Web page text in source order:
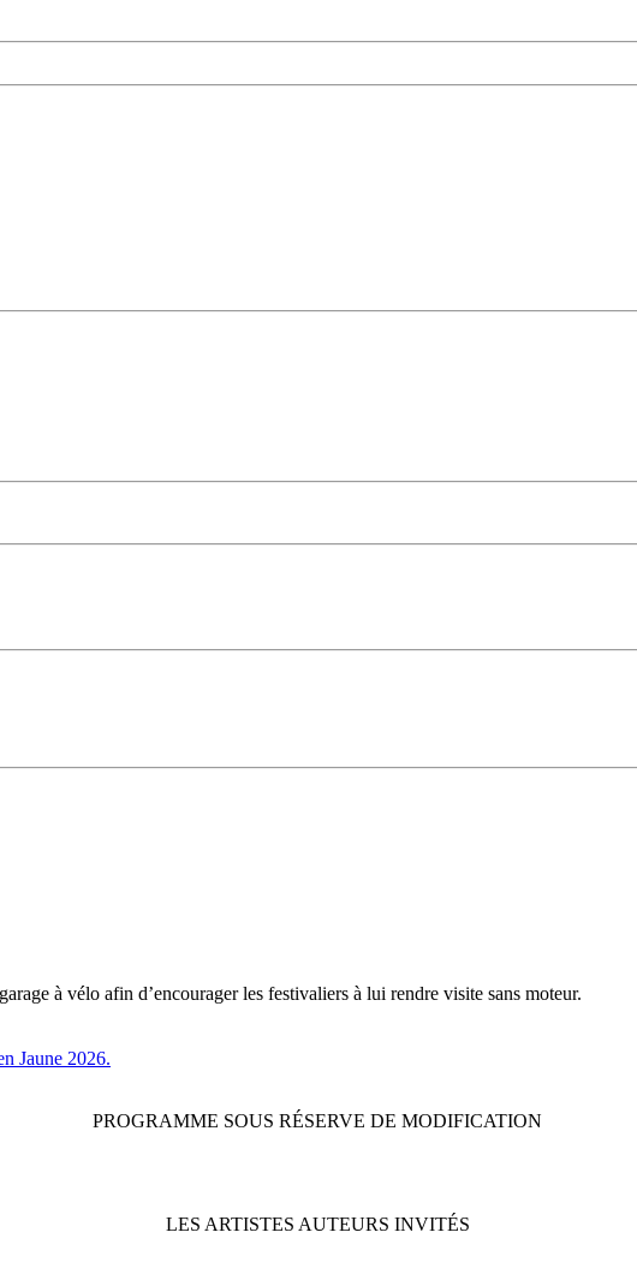
à vélo afin d’encourager les festivaliers à lui rendre visite sans moteur.
Jaune 2026.
PROGRAMME SOUS RÉSERVE DE MODIFICATION
LES ARTISTES AUTEURS INVITÉS